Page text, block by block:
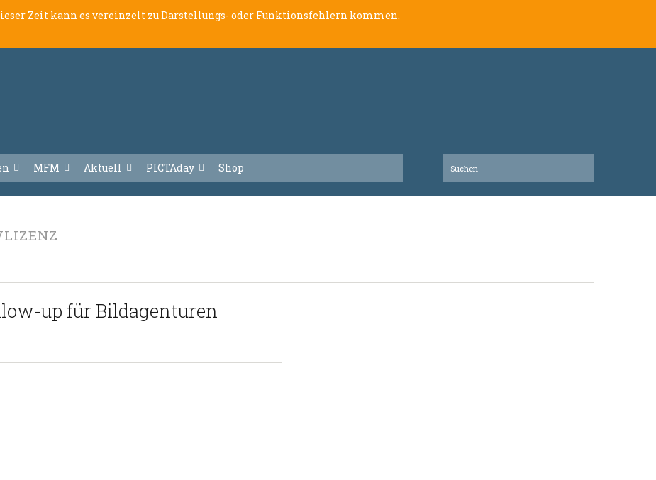
Zeit kann es vereinzelt zu Darstellungs- oder Funktionsfehlern kommen.
MFM Aktuell PICTAday Shop
up für Bildagenturen